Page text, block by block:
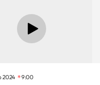
2024 9:00